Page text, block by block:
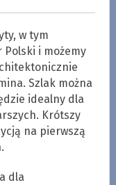
w tym
Polski i możemy
Szlak można
idealny dla
Krótszy
na pierwszą
dla